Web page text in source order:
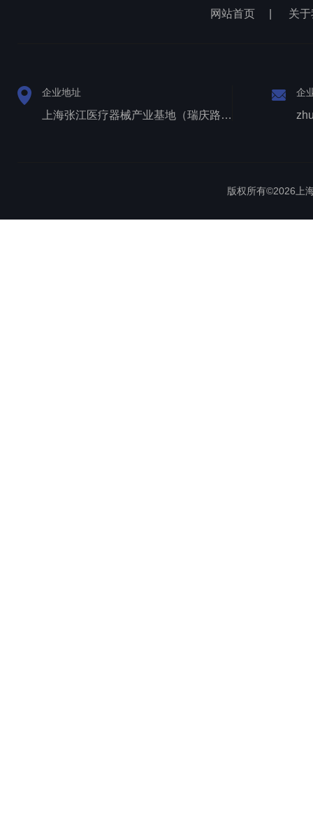
网站首页 关
企业地址
上海张江医疗器械产业基地（瑞庆路528号）
企
版权所有©2026